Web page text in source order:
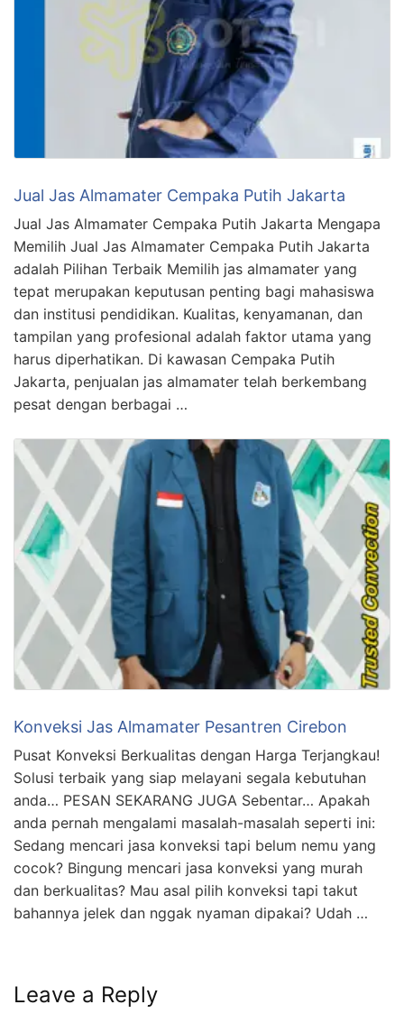
Jual Jas Almamater Cempaka Putih Jakarta
Jual Jas Almamater Cempaka Putih Jakarta Mengapa
Memilih Jual Jas Almamater Cempaka Putih Jakarta
adalah Pilihan Terbaik Memilih jas almamater yang
tepat merupakan keputusan penting bagi mahasiswa
dan institusi pendidikan. Kualitas, kenyamanan, dan
tampilan yang profesional adalah faktor utama yang
harus diperhatikan. Di kawasan Cempaka Putih
Jakarta, penjualan jas almamater telah berkembang
pesat dengan berbagai …
Konveksi Jas Almamater Pesantren Cirebon
Pusat Konveksi Berkualitas dengan Harga Terjangkau!
Solusi terbaik yang siap melayani segala kebutuhan
anda… PESAN SEKARANG JUGA Sebentar… Apakah
anda pernah mengalami masalah-masalah seperti ini:
Sedang mencari jasa konveksi tapi belum nemu yang
cocok? Bingung mencari jasa konveksi yang murah
dan berkualitas? Mau asal pilih konveksi tapi takut
bahannya jelek dan nggak nyaman dipakai? Udah …
Leave a Reply